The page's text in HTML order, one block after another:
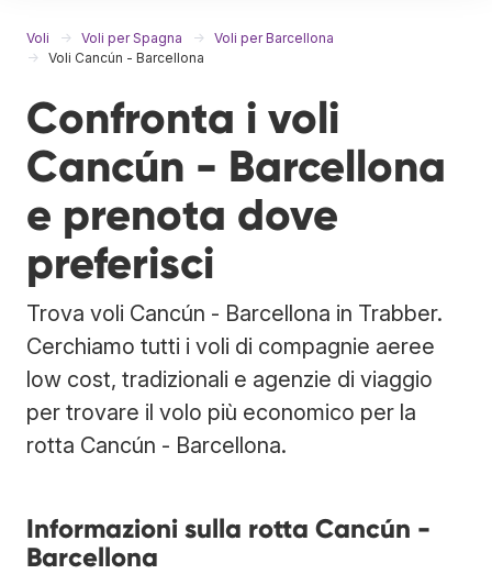
Voli Voli per Spagna
Voli per Barcellona
Voli Cancún - Barcellona
Confronta i voli
Cancún - Barcellona
e prenota dove
preferisci
Trova voli Cancún - Barcellona in Trabber.
Cerchiamo tutti i voli di compagnie aeree
low cost, tradizionali e agenzie di viaggio
per trovare il volo più economico per la
rotta Cancún - Barcellona.
Informazioni sulla rotta Cancún -
Barcellona